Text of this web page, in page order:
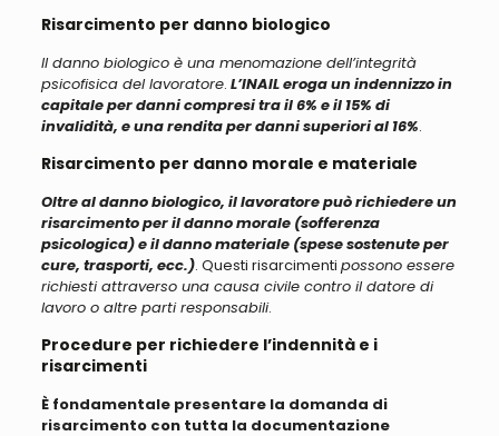
Risarcimento per danno biologico
Il danno biologico è una menomazione dell’integrità
psicofisica del lavoratore. L’INAIL eroga un indennizzo in
capitale per danni compresi tra il 6% e il 15% di
invalidità, e una rendita per danni superiori al 16%.
Risarcimento per danno morale e materiale
Oltre al danno biologico, il lavoratore può richiedere un
risarcimento per il danno morale (sofferenza
psicologica) e il danno materiale (spese sostenute per
cure, trasporti, ecc.). Questi risarcimenti possono essere
richiesti attraverso una causa civile contro il datore di
lavoro o altre parti responsabili.
Procedure per richiedere l’indennità e i
risarcimenti
È fondamentale presentare la domanda di
risarcimento con tutta la documentazione